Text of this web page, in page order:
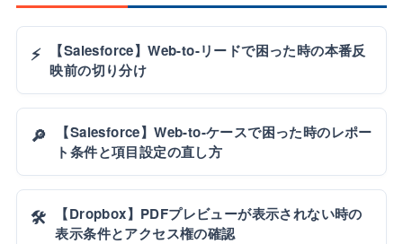
⚡
【Salesforce】Web-to-リードで困った時の本番反
映前の切り分け
🔎
【Salesforce】Web-to-ケースで困った時のレポー
ト条件と項目設定の直し方
🛠️
【Dropbox】PDFプレビューが表示されない時の
表示条件とアクセス権の確認